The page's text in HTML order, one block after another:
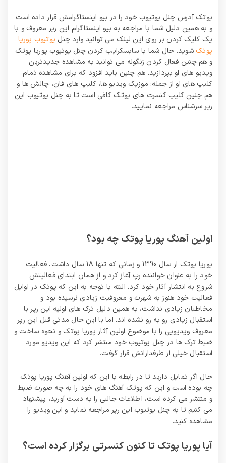
پوتک آدرس چنل یوتیوب خود را در بیو اینستاگرامش قرار داده است
و به همین دلیل شما با مراجعه به بیو اینستاگرام این رپر معروف و با
یک کلیک کردن بر روی این لینک می توانید وارد چنل یوتیوب پوریا
پوتک شوید. حال شما با سابسکرایب کردن چنل یوتیوب پوریا پوتک
و هم چنین فعال کردن زنگوله می توانید به مشاهده جدیدترین
ویدیو های او بپردازید. هم چنین باید افزود که برای مشاهده تمام
کلیپ های او از جمله: موزیک ویدیو ها، کلیپ های فان، چالش ها و
هم چنین کلیپ کنسرت های پوتک کافی است تا به چنل یوتیوب این
رپر سرشناس مراجعه نمایید.
اولین آهنگ پوریا پوتک چه بود؟
پوریا پوتک از سال 1390 و زمانی که تنها 18 سال داشت، فعالیت
خود را به عنوان خواننده رپ آغاز کرد و از همان ابتدای فعالیتش
شروع به انتشار آثار خود کرد. البته با توجه به این که پوتک در اوایل
فعالیت خود هنوز به شهرت و معروفیت زیادی نرسیده بود و
مخاطبان زیادی نداشت، به همین دلیل ترک های اولیه این رپر با
استقبال زیادی رو به رو نشده اند. اما با این حال مدتی قبل این رپر
معروف ویدیویی را با موضوع اولین آثار پوریا پوتک و نحوه ساخت و
ضبط ترک ها در چنل یوتیوب خود منتشر کرد که این ویدیو مورد
استقبال خیلی از طرفدارانش قرار گرفت.
حال اگر تمایل دارید تا در رابطه با این که اولین آهنگ پوریا پوتک
چه بوده است و این که پوتک آهنگ های خود را به چه صورت ضبط
و منتشر می‌ کرده است، اطلاعات جالبی را به دست آورید، پیشنهاد
می‌ کنیم تا به چنل یوتیوب این رپر مراجعه نماید و این ویدیو را
مشاهده کنید.
آیا پوریا پوتک تا کنون کنسرتی برگزار کرده است؟